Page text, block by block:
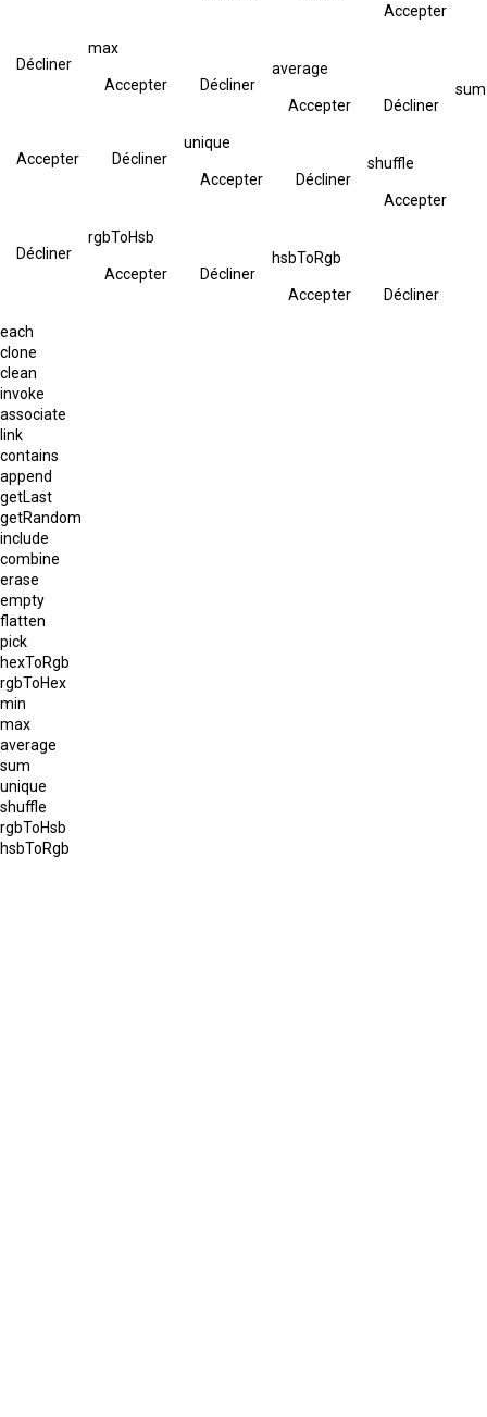
Accepter
Décliner
max
Accepter Décliner
average
Accepter Décliner
sum
Accepter Décliner
unique
Accepter Décliner
shuffle
Accepter
Décliner
rgbToHsb
Accepter Décliner
hsbToRgb
Accepter Décliner
each
clone
clean
invoke
associate
link
contains
append
getLast
getRandom
include
combine
erase
empty
flatten
pick
hexToRgb
rgbToHex
min
max
average
sum
unique
shuffle
rgbToHsb
hsbToRgb